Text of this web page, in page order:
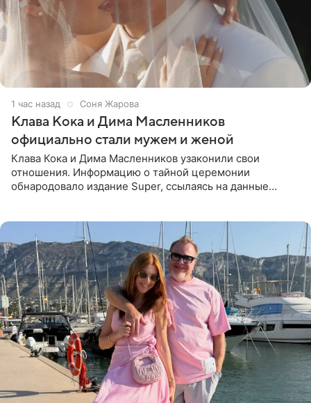
1 час назад Соня Жарова
Клава Кока и Дима Масленников
официально стали мужем и женой
Клава Кока и Дима Масленников узаконили свои
отношения. Информацию о тайной церемонии
обнародовало издание Super, ссылаясь на данные